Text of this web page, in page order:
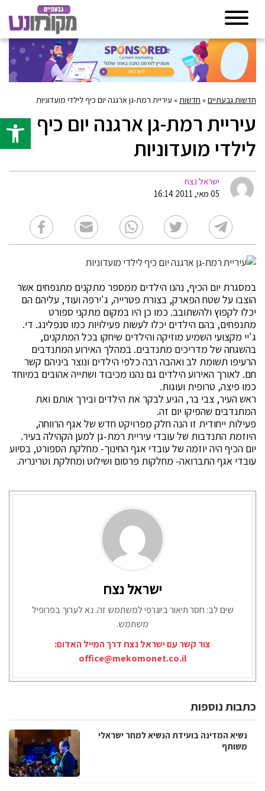
פתח
חדשות גבעתיים» חדשות » עיריית רמת-גן ארגנה יום כיף לילדי מועדוניות
עיריית רמת-גן ארגנה יום כיף
לילדי מועדוניות
ישראל נצח
05 מאי, 2011 16:14
במסגרת יום הכיף, נהנו הילדים ממספר מתקנים מתנפחים אשר
הוצבו על שטח הפארק, בצורת פטרייה, ג'ירפה ועוד, עליהם הם
יכלו לקפוץ ולהשתובב. כמו כן היו במקום מתקני ספורט
מתנפחים, בהם הילדים יכלו לעשות פעילויות כמו סנפלינג. די.
ג'יי מקצועי השמיע מוזיקה והילדים שיחקו בכל המתקנים,
בהשגחה של מדריכים מתנדבים. במהלך האירוע המתנדבים
הרעיפו תשומת לב ואהבה רבה כלפי הילדים ונוצר ביניהם קשר
חם. לאורך האירוע הילדים גם נהנו מכיבוד ושתייה אהובים במיוחד
כמו פיצה, טרופית ועוגות.
ראש העיר, צבי בר, הגיע לבקר את הילדים ובירך אותם ואת
המתנדבים שהפיקו יום זה.
פעילות ייחודית זו הנה חלק מפרויקט חדש של אגף הרווחה,
היוזמת התנדבות של עובדי עיריית רמת-גן למען הקהילה בעיר.
יום הכיף היה יוזמה של עובדי אגף החינוך- מחלקת הספורט, בסיוע
עובדי אגף התברואה- מחלקות פרסום ושילוט ומחלקת וטרינריה.
ישראל נצח
שים לב: חסר תיאור ביוגרפי למשתמש זה. נא לערוך בפרופיל
משתמש.
צור קשר עם ישראל נצח דרך המייל האדום:
office@mekomonet.co.il
כתבות נוספות
נשיא המדינה בועידת הנשיא למחר ישראלי
משותף